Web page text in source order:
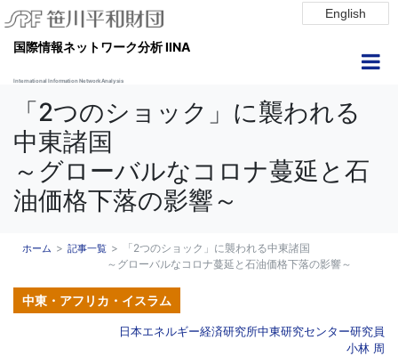
English
国際情報ネットワーク分析 IINA
International Information Network Analysis
「2つのショック」に襲われる
中東諸国
～グローバルなコロナ蔓延と石
油価格下落の影響～
ホーム 記事一覧
「2つのショック」に襲われる中東諸国
～グローバルなコロナ蔓延と石油価格下落の影響～
中東・アフリカ・イスラム
日本エネルギー経済研究所中東研究センター研究員
小林 周